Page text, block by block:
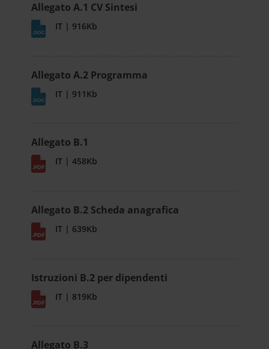
Allegato A.1 CV Sintesi
IT | 916Kb
Allegato A.2 Programma
IT | 911Kb
Allegato B.1
IT | 458Kb
Allegato B.2 Scheda anagrafica
IT | 639Kb
Istruzioni B.2 per dipendenti
IT | 819Kb
Allegato B.3